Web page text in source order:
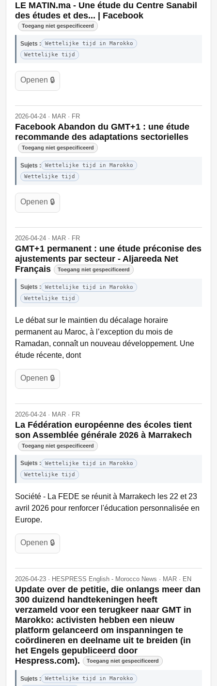
LE MATIN.ma - Une étude du Centre Sanabil
des études et des... | Facebook
Toegang niet gespecificeerd
Sujets :
Wettelijke tijd in Marokko
Wettelijke tijd
Openen 🔒
2026-04-24 · MAR · FR
Facebook Abandon du GMT+1 : une étude
recommande des adaptations sectorielles
Toegang niet gespecificeerd
Sujets :
Wettelijke tijd in Marokko
Wettelijke tijd
Openen 🔒
2026-04-24 · MAR · FR
GMT+1 permanent : une étude préconise des
ajustements par secteur - Aljareeda Net
Français
Toegang niet gespecificeerd
Sujets :
Wettelijke tijd in Marokko
Wettelijke tijd
Le débat sur le maintien du décalage horaire
permanent au Maroc, à l’exception du mois de
Ramadan, connaît un nouveau développement. Une
étude récente, dont
Openen 🔒
2026-04-24 · MAR · FR
La Fédération européenne des écoles tient
son Assemblée générale 2026 à Marrakech
Toegang niet gespecificeerd
Sujets :
Wettelijke tijd in Marokko
Wettelijke tijd
Société - La FEDE se réunit à Marrakech les 22 et 23
avril 2026 pour renforcer l'éducation personnalisée en
Europe.
Openen 🔒
2026-04-23 · HESPRESS English - Morocco News · MAR · EN
Update over de petitie, die onlangs meer dan
300 duizend handtekeningen heeft
verzameld voor een terugkeer naar GMT in
Marokko: activisten hebben een nieuw
platform gelanceerd om inspanningen te
coördineren en deelname uit te breiden (in
het Engels gepubliceerd door
Hespress.com).
Toegang niet gespecificeerd
Sujets :
Wettelijke tijd in Marokko